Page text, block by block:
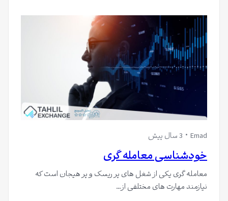
Emad 3 سال پیش
خودشناسی معامله گری
معامله گری یکی از شغل های پر ریسک و پر هیجان است که
نیازمند مهارت های مختلفی از…